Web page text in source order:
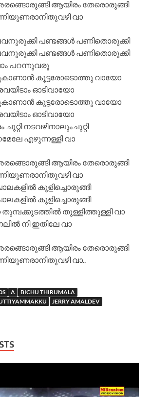
ആയിരം തേരൊരുങ്ങി
വാ
പണ്ടങ്ങള്‍ പണിതൊരുക്കി
പണ്ടങ്ങള്‍ പണിതൊരുക്കി
പറന്നുവരൂ
കൂട്ടരോടൊത്തു വായോ
ഓടിവായോ
കൂട്ടരോടൊത്തു വായോ
ഓടിവായോ
ചുറ്റി നടവഴിനാലുംചുറ്റി
എഴുന്നള്ളി വാ
ആയിരം തേരൊരുങ്ങി
വാ
കുളിച്ചൊരുങ്ങീ
കുളിച്ചൊരുങ്ങീ
തുമ്പക്കുടത്തില്‍ തുള്ളിത്തുള്ളി വാ‍
നീ ഇതിലേ വാ
ആയിരം തേരൊരുങ്ങി
വാ..
A
BICHU THIRUMALA
JERRY AMALDEV